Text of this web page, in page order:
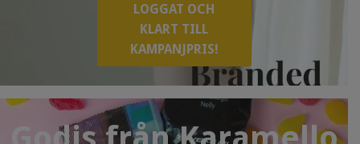
LOGGAT OCH
KLART TILL
KAMPANJPRIS!